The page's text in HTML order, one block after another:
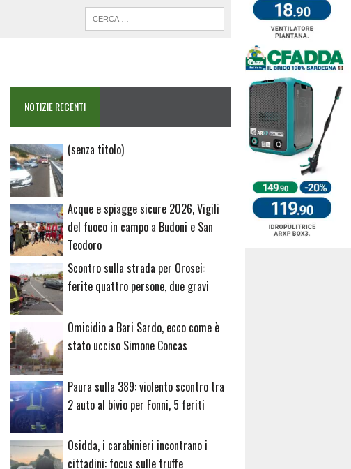
NOTIZIE RECENTI
(senza titolo)Articolo
Acque e spiagge sicure 2026, Vigili
del fuoco in campo a Budoni e San
Teodoro
Scontro sulla strada per Orosei:
ferite quattro persone, due gravi
Omicidio a Bari Sardo, ecco come è
stato ucciso Simone Concas
Paura sulla 389: violento scontro tra
2 auto al bivio per Fonni, 5 feriti
Osidda, i carabinieri incontrano i
cittadini: focus sulle truffe